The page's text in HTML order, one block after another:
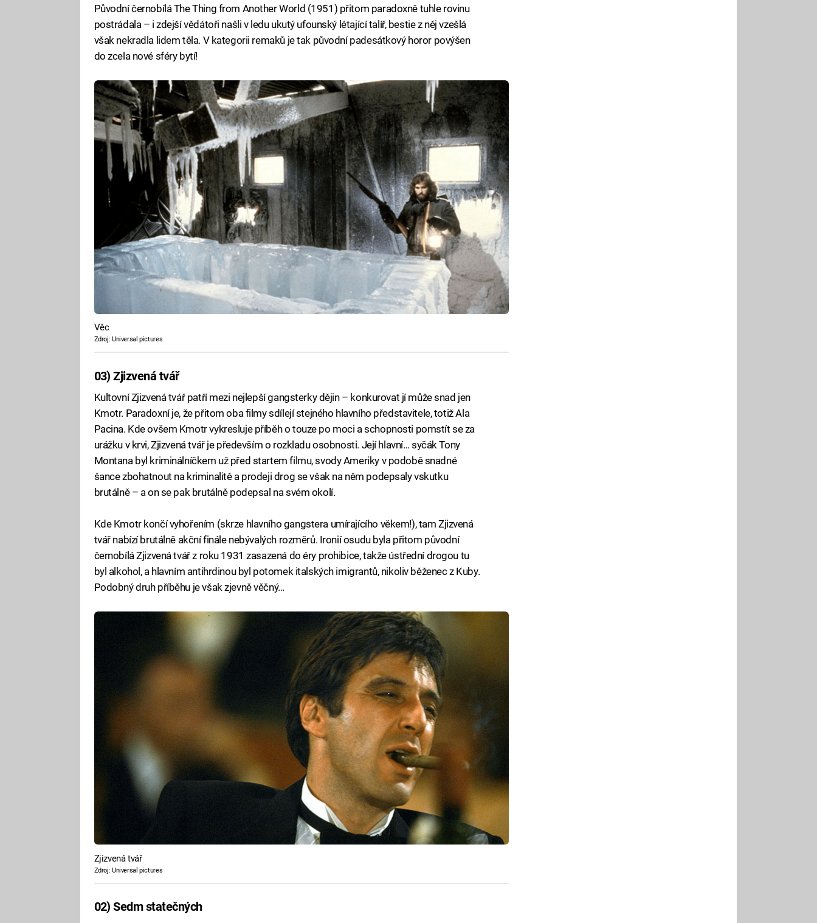
Původní černobílá The Thing from Another World (1951) přitom paradoxně tuhle rovinu
postrádala – i zdejší vědátoři našli v ledu ukutý ufounský létající talíř, bestie z něj vzešlá
však nekradla lidem těla. V kategorii remaků je tak původní padesátkový horor povýšen
do zcela nové sféry bytí!
Věc
Zdroj: Universal pictures
03) Zjizvená tvář
Kultovní Zjizvená tvář patří mezi nejlepší gangsterky dějin – konkurovat jí může snad jen
Kmotr. Paradoxní je, že přitom oba filmy sdílejí stejného hlavního představitele, totiž Ala
Pacina. Kde ovšem Kmotr vykresluje příběh o touze po moci a schopnosti pomstít se za
urážku v krvi, Zjizvená tvář je především o rozkladu osobnosti. Její hlavní… syčák Tony
Montana byl kriminálníčkem už před startem filmu, svody Ameriky v podobě snadné
šance zbohatnout na kriminalitě a prodeji drog se však na něm podepsaly vskutku
brutálně – a on se pak brutálně podepsal na svém okolí.
Kde Kmotr končí vyhořením (skrze hlavního gangstera umírajícího věkem!), tam Zjizvená
tvář nabízí brutálně akční finále nebývalých rozměrů. Ironií osudu byla přitom původní
černobílá Zjizvená tvář z roku 1931 zasazená do éry prohibice, takže ústřední drogou tu
byl alkohol, a hlavním antihrdinou byl potomek italských imigrantů, nikoliv běženec z Kuby.
Podobný druh příběhu je však zjevně věčný…
Zjizvená tvář
Zdroj: Universal pictures
02) Sedm statečných